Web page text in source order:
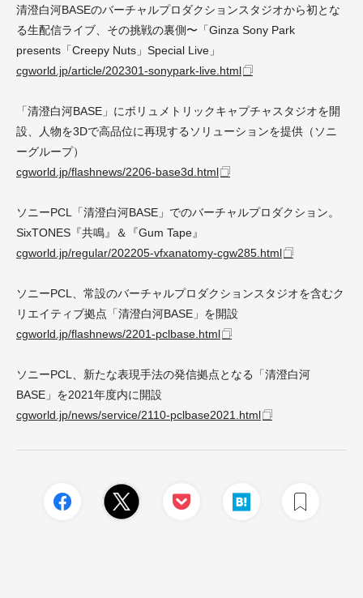
清澄白河BASEのバーチャルプロダクションスタジオから初とな
る生配信ライブ、その挑戦の裏側〜「Ginza Sony Park
presents「Creepy Nuts」Special Live」
cgworld.jp/article/202301-sonypark-live.html
「清澄白河BASE」にボリュメトリックキャプチャスタジオを開
設、人物を3Dで高品位に再現するソリューションを提供（ソニ
ーグループ）
cgworld.jp/flashnews/2206-base3d.html
ソニーPCL「清澄白河BASE」でのバーチャルプロダクション。
SixTONES『共鳴』＆『Gum Tape』
cgworld.jp/regular/202205-vfxanatomy-cgw285.html
ソニーPCL、常設のバーチャルプロダクションスタジオを含むク
リエイティブ拠点「清澄白河BASE」を開設
cgworld.jp/flashnews/2201-pclbase.html
ソニーPCL、新たな表現手法の発信拠点となる「清澄白河
BASE」を2021年度内に開設
cgworld.jp/news/service/2110-pclbase2021.html